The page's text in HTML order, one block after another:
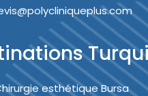
esthétique Bursa